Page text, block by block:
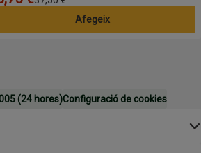
Afegeix
(24 hores)Configuració de cookies